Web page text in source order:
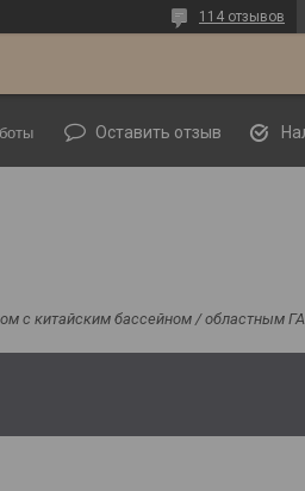
114 отзывов
Оставить отзыв
с китайским бассейном / областным